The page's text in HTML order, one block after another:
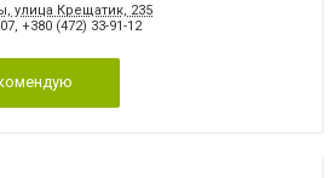
улица Крещатик, 235
, +380 (472) 33-91-12